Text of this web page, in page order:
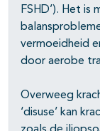
FSHD’). Het
vermoeidheid
door aerobe
Overweeg
‘disuse’ kan